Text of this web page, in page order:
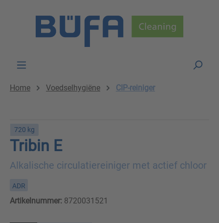
Home Voedselhygiëne CIP-reiniger
720 kg
Tribin E
Alkalische circulatiereiniger met actief chloor
ADR
Artikelnummer: 8720031521